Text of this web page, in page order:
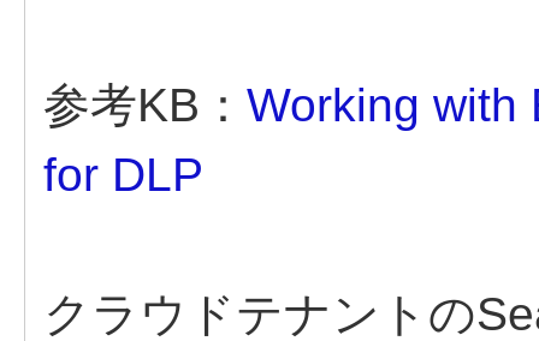
参考KB： Working with
for DLP
クラウドテナントの